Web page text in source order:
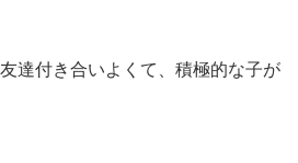
達付き合いよくて、積極的な子が